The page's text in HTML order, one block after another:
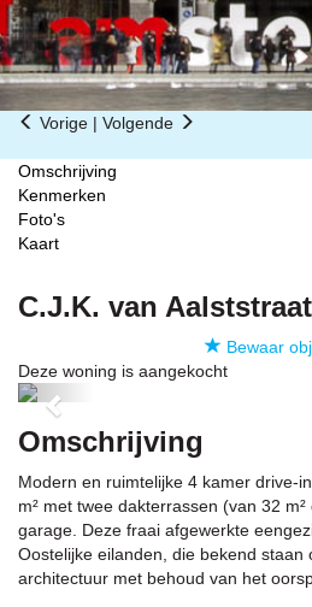
Vorige | Volgende
Omschrijving
Kenmerken
Foto's
Kaart
C.J.K. van
Bewaar
Deze woning is aangekocht
Previous
Omschrijving
Modern en ruimtelijke 4 kamer drive-
m² met twee dakterrassen (van 32
garage. Deze fraai afgewerkte
Oostelijke eilanden, die bekend staan
architectuur met behoud van het